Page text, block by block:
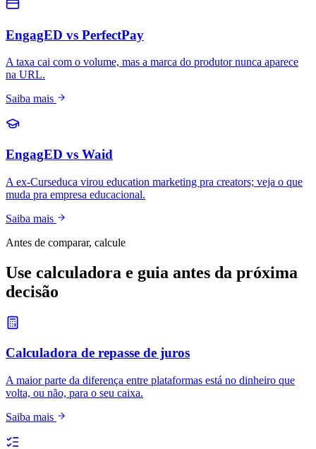
EngagED vs PerfectPay
A taxa cai com o volume, mas a marca do produtor nunca aparece
na URL.
Saiba mais
EngagED vs Waid
A ex-Curseduca virou education marketing pra creators; veja o que
muda pra empresa educacional.
Saiba mais
Antes de comparar, calcule
Use calculadora e guia antes da próxima
decisão
Calculadora de repasse de juros
A maior parte da diferença entre plataformas está no dinheiro que
volta, ou não, para o seu caixa.
Saiba mais